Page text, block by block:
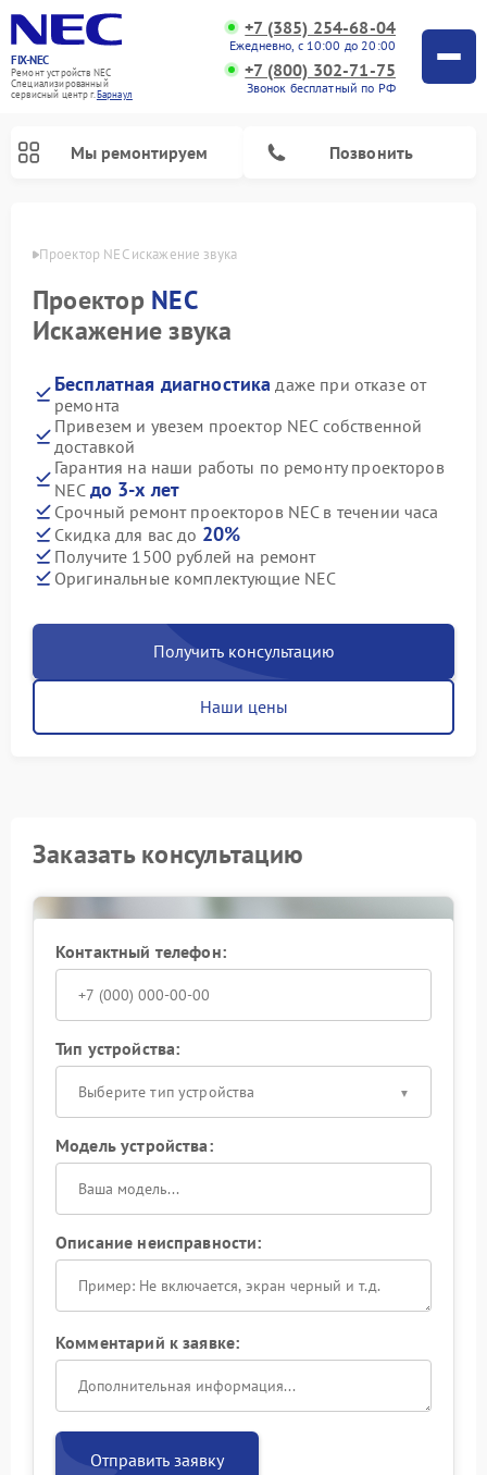
FIX-NEC
Ремонт устройств NEC
Специализированный
cервисный центр г.Барнаул
+7 (385) 254-68-04
Ежедневно, с 10:00 до 20:00
+7 (800) 302-71-75
Звонок бесплатный по РФ
Мы ремонтируем Позвонить
Проектор NEC искажение звука
Проектор NEC
Искажение звука
Бесплатная диагностика даже при отказе от
ремонта
Привезем и увезем проектор NEC собственной
доставкой
Гарантия на наши работы по ремонту проекторов
NEC до 3-х лет
Срочный ремонт проекторов NEC в течении часа
Скидка для вас до 20%
Получите 1500 рублей на ремонт
Оригинальные комплектующие NEC
Получить консультацию
Наши цены
Заказать консультацию
Контактный телефон:
Тип устройства:
Выберите тип устройства
Модель устройства:
Описание неисправности:
Комментарий к заявке:
Отправить заявку